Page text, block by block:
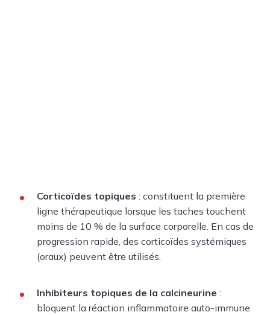
Corticoïdes topiques : constituent la première
ligne thérapeutique lorsque les taches touchent
moins de 10 % de la surface corporelle. En cas de
progression rapide, des corticoïdes systémiques
(oraux) peuvent être utilisés.
Inhibiteurs topiques de la calcineurine :
bloquent la réaction inflammatoire auto-immune